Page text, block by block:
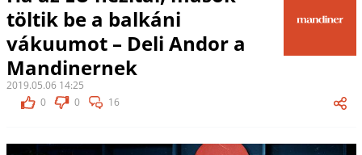
töltik be a balkáni
vákuumot – Deli Andor a
Mandinernek
2019.05.06 14:25
0
0 16